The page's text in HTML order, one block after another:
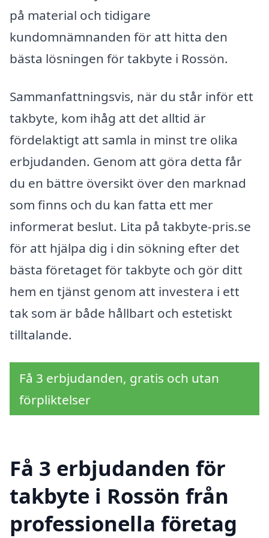
på material och tidigare
kundomnämnanden för att hitta den
bästa lösningen för takbyte i Rossön.
Sammanfattningsvis, när du står inför ett
takbyte, kom ihåg att det alltid är
fördelaktigt att samla in minst tre olika
erbjudanden. Genom att göra detta får
du en bättre översikt över den marknad
som finns och du kan fatta ett mer
informerat beslut. Lita på takbyte-pris.se
för att hjälpa dig i din sökning efter det
bästa företaget för takbyte och gör ditt
hem en tjänst genom att investera i ett
tak som är både hållbart och estetiskt
tilltalande.
Få 3 erbjudanden, gratis och utan
förpliktelser
Få 3 erbjudanden för
takbyte i Rossön från
professionella företag